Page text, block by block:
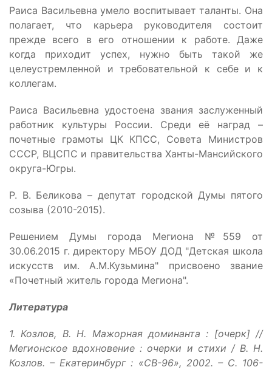
Раиса Васильевна умело воспитывает таланты. Она
полагает, что карьера руководителя состоит
прежде всего в его отношении к работе. Даже
когда приходит успех, нужно быть такой же
целеустремленной и требовательной к себе и к
коллегам.
Раиса Васильевна удостоена звания заслуженный
работник культуры России. Среди её наград –
почетные грамоты ЦК КПСС, Совета Министров
СССР, ВЦСПС и правительства Ханты-Мансийского
округа-Югры.
Р. В. Беликова – депутат городской Думы пятого
созыва (2010-2015).
Решением Думы города Мегиона №559 от
30.06.2015 г. директору МБОУ ДОД "Детская школа
искусств им. А.М.Кузьмина" присвоено звание
«Почетный житель города Мегиона".
Литература
1. Козлов, В. Н. Мажорная доминанта : [очерк] //
Мегионское вдохновение : очерки и стихи / В. Н.
Козлов. – Екатеринбург : «СВ-96», 2002. – С. 106-